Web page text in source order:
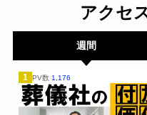
アクセ
週間
1 PV数 1,176